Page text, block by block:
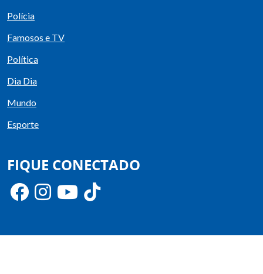
Polícia
Famosos e TV
Política
Dia Dia
Mundo
Esporte
FIQUE CONECTADO